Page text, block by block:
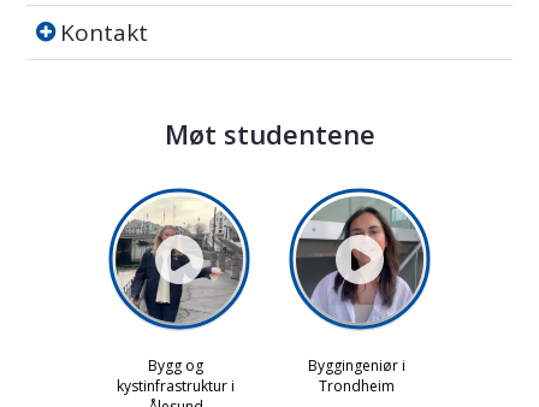
Kontakt
Kontakt
Møt studentene